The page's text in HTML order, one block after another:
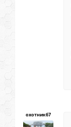
охотник67